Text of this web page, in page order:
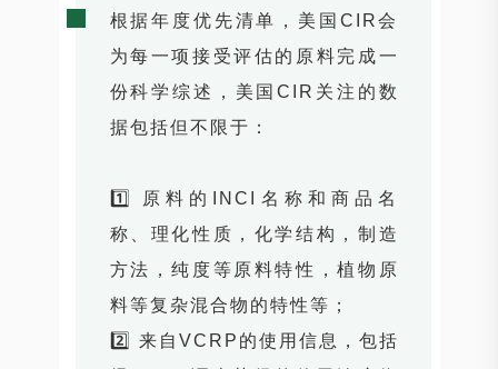
根据年度优先清单，美国CIR会
为每一项接受评估的原料完成一
份科学综述，美国CIR关注的数
据包括但不限于：
1️⃣ 原料的INCI名称和商品名
称、理化性质，化学结构，制造
方法，纯度等原料特性，植物原
料等复杂混合物的特性等；
2️⃣ 来自VCRP的使用信息，包括